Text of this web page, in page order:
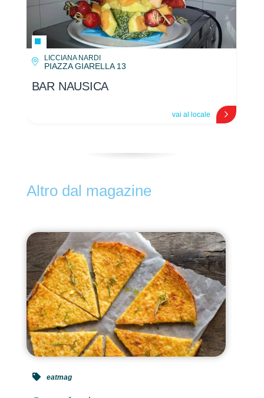
LICCIANA NARDI
PIAZZA GIARELLA 13
BAR NAUSICA
vai al locale
Altro dal magazine
eatmag